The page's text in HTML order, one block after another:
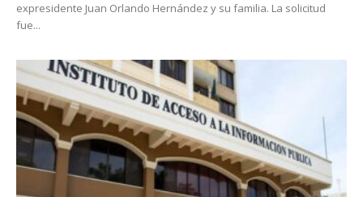
expresidente Juan Orlando Hernández y su familia. La solicitud
fue...